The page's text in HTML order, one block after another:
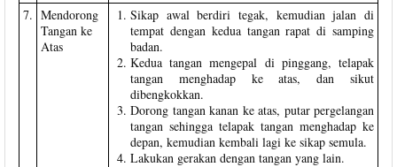
7. Mendorong
Tangan ke
Atas
Sikap awal berdiri tegak, kemudian jalan di
tempat dengan kedua tangan rapat di samping
badan.
Kedua tangan mengepal di pinggang, telapak
tangan menghadap ke atas, dan sikut
dibengkokkan.
Dorong tangan kanan ke atas, putar pergelangan
tangan sehingga telapak tangan menghadap ke
depan, kemudian kembali lagi ke sikap semula.
Lakukan gerakan dengan tangan yang lain.